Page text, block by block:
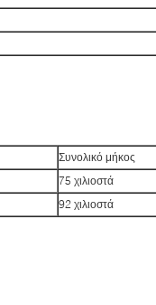
Συνολικό μήκος
75 χιλιοστά
92 χιλιοστά